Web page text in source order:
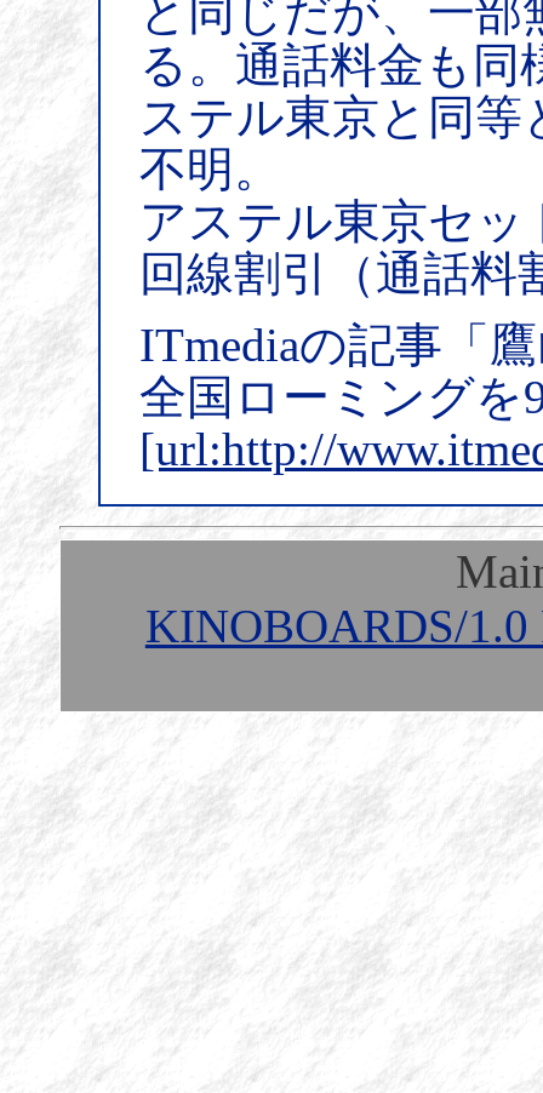
と同じだが、一
る。通話料金も
ステル東京と同
不明。
アステル東京セ
回線割引（通話料
ITmediaの記事「
全国ローミングを
[url:http://
KINOBOARDS/1.0